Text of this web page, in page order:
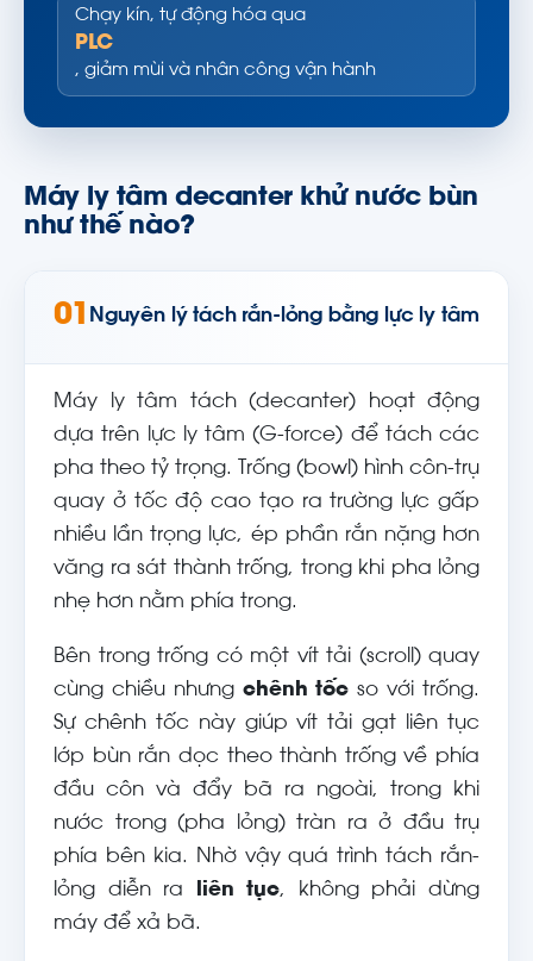
Chạy kín, tự động hóa qua
PLC
, giảm mùi và nhân công vận hành
Máy ly tâm decanter khử nước bùn
như thế nào?
01 Nguyên lý tách rắn-lỏng bằng lực ly tâm
Máy ly tâm tách (decanter) hoạt động
dựa trên lực ly tâm (G-force) để tách các
pha theo tỷ trọng. Trống (bowl) hình côn-trụ
quay ở tốc độ cao tạo ra trường lực gấp
nhiều lần trọng lực, ép phần rắn nặng hơn
văng ra sát thành trống, trong khi pha lỏng
nhẹ hơn nằm phía trong.
Bên trong trống có một vít tải (scroll) quay
cùng chiều nhưng chênh tốc so với trống.
Sự chênh tốc này giúp vít tải gạt liên tục
lớp bùn rắn dọc theo thành trống về phía
đầu côn và đẩy bã ra ngoài, trong khi
nước trong (pha lỏng) tràn ra ở đầu trụ
phía bên kia. Nhờ vậy quá trình tách rắn-
lỏng diễn ra
liên tục, không phải dừng
máy để xả bã.